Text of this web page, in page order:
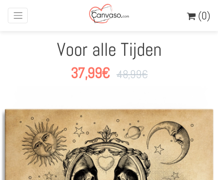
(0)
Voor alle Tijden
37,99€ 48,99€